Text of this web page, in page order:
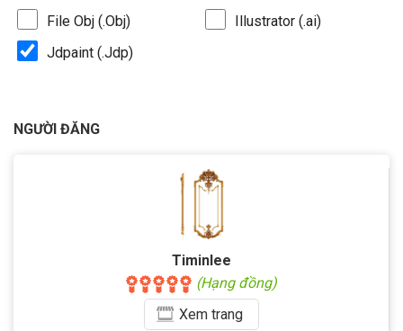
File Obj (.Obj)
Illustrator (.ai)
Jdpaint (.Jdp)
NGƯỜI ĐĂNG
Timinlee
(Hạng đồng)
Xemtrang